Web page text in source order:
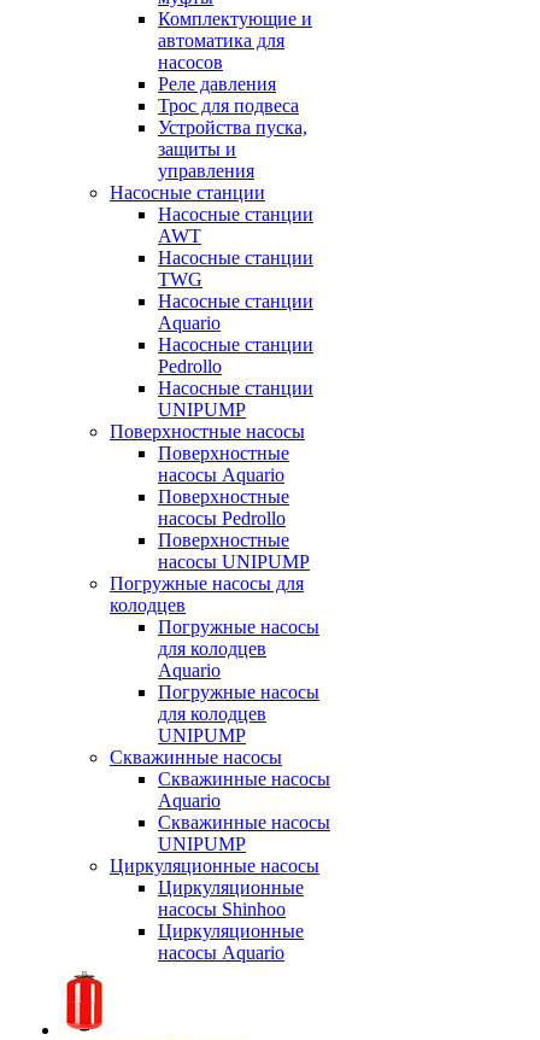
Комплектующие и
автоматика для
насосов
Реле давления
Трос для подвеса
Устройства пуска,
защиты и
управления
Насосные станции
Насосные станции
AWT
Насосные станции
TWG
Насосные станции
Aquario
Насосные станции
Pedrollo
Насосные станции
UNIPUMP
Поверхностные насосы
Поверхностные
насосы Aquario
Поверхностные
насосы Pedrollo
Поверхностные
насосы UNIPUMP
Погружные насосы для
колодцев
Погружные насосы
для колодцев
Aquario
Погружные насосы
для колодцев
UNIPUMP
Скважинные насосы
Скважинные насосы
Aquario
Скважинные насосы
UNIPUMP
Циркуляционные насосы
Циркуляционные
насосы Shinhoo
Циркуляционные
насосы Aquario